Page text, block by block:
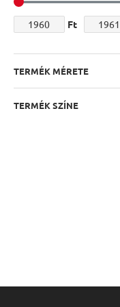
Ft
TERMÉK MÉRETE
TERMÉK SZÍNE